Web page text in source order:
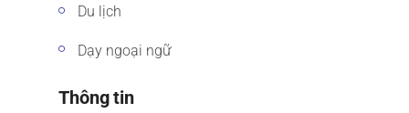
Du lịch
Dạy ngoại ngữ
Thông tin